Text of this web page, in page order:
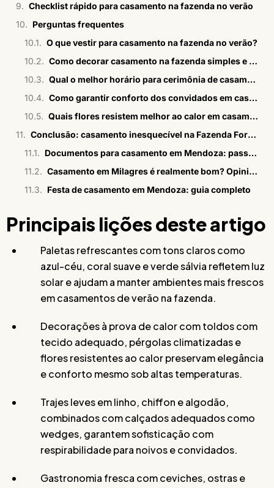
Checklist rápido para casamento na fazenda no verão
Perguntas frequentes
O que vestir para casamento na fazenda no verão?
Como decorar casamento na fazenda simples e sofisticado no verão?
Qual o melhor horário para cerimônia de casamento na fazenda no verão?
Como garantir conforto dos convidados em casamento ao ar livre no verão?
Quais flores resistem melhor ao calor em casamentos na fazenda?
Conclusão: casamento inesquecível na Fazenda Fortaleza
Documentos para casamento em Mendoza: passo a passo em 2026
Casamento em Milagres é realmente bom? Opiniões sinceras
Festa de casamento em Mendoza: guia completo
Principais lições deste artigo
Paletas refrescantes com tons claros como
azul-céu, coral suave e verde sálvia refletem luz
solar e ajudam a manter ambientes mais frescos
em casamentos de verão na fazenda.
Decorações à prova de calor com toldos com
tecido adequado, pérgolas climatizadas e
flores resistentes ao calor preservam elegância
e conforto mesmo sob altas temperaturas.
Trajes leves em linho, chiffon e algodão,
combinados com calçados adequados como
wedges, garantem sofisticação com
respirabilidade para noivos e convidados.
Gastronomia fresca com ceviches, ostras e